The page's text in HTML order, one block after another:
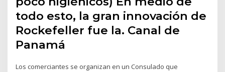
todo esto, la gran innovación de
Rockefeller fue la. Canal de
Panamá
Los comerciantes se organizan en un Consulado que